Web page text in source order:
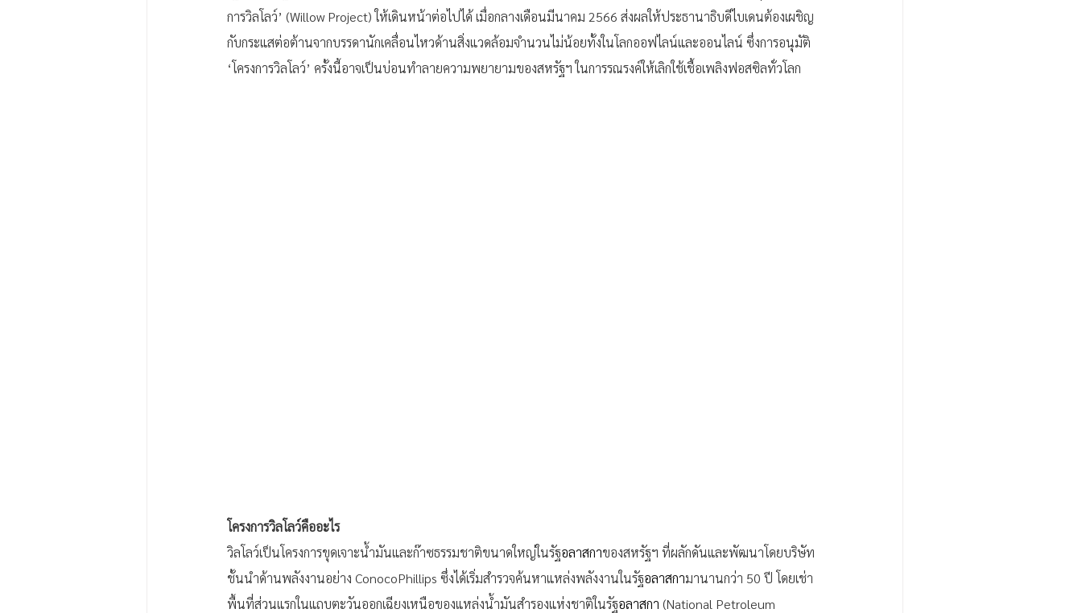
การวิลโลว์’ (Willow Project) ให้เดินหน้าต่อไปได้ เมื่อกลางเดือนมีนาคม 2566 ส่งผลให้ประธานาธิบดีไบเดนต้องเผชิญ
กับกระแสต่อต้านจากบรรดานักเคลื่อนไหวด้านสิ่งแวดล้อมจำนวนไม่น้อยทั้งในโลกออฟไลน์และออนไลน์ ซึ่งการอนุมัติ
‘โครงการวิลโลว์’ ครั้งนี้อาจเป็นบ่อนทำลายความพยายามของสหรัฐฯ ในการรณรงค์ให้เลิกใช้เชื้อเพลิงฟอสซิลทั่วโลก
โครงการวิลโลว์คืออะไร
วิลโลว์เป็นโครงการขุดเจาะน้ำมันและก๊าซธรรมชาติขนาดใหญ่ในรัฐอลาสกาของสหรัฐฯ ที่ผลักดันและพัฒนาโดยบริษัท
ชั้นนำด้านพลังงานอย่าง ConocoPhillips ซึ่งได้เริ่มสำรวจค้นหาแหล่งพลังงานในรัฐอลาสกามานานกว่า 50 ปี โดยเช่า
พื้นที่ส่วนแรกในแถบตะวันออกเฉียงเหนือของแหล่งน้ำมันสำรองแห่งชาติในรัฐอลาสกา (National Petroleum